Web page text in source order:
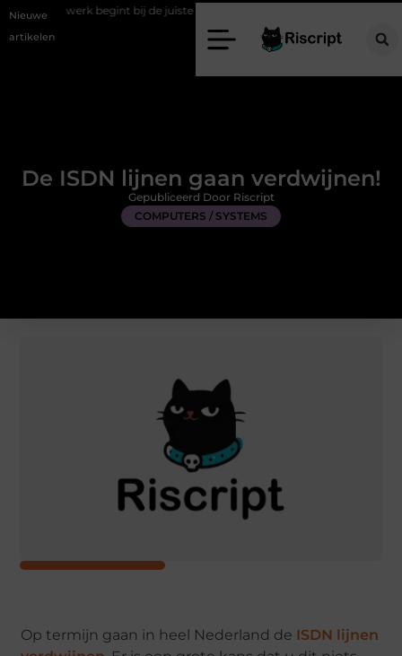
Nieuwe
artikelen
bij de juiste stretch werkbroek
De ISDN lijnen gaan verdwijnen!
COMPUTERS / SYSTEMS
Gepubliceerd Door Riscript
Op termijn gaan in heel Nederland de ISDN lijnen